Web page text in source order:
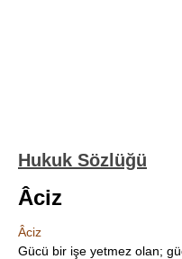
Hukuk Sözlüğü
Âciz
Âciz
Gücü bir işe yetmez olan;